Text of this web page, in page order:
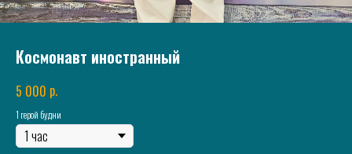
Космонавт иностранный
5 000 р.
1 герой будни